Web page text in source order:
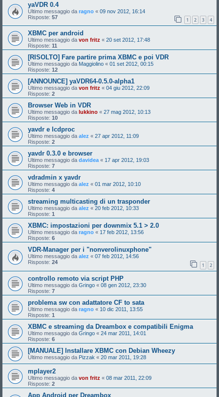
yaVDR 0.4
Ultimo messaggio da ragno « 09 nov 2012, 16:14
Risposte: 57 1 2 3 4
XBMC per android
Ultimo messaggio da von fritz « 20 set 2012, 17:48
Risposte: 11
[RISOLTO] Fare partire prima XBMC e poi VDR
Ultimo messaggio da Maggiolino « 01 set 2012, 00:15
Risposte: 12
[ANNOUNCE] yaVDR64-0.5.0-alpha1
Ultimo messaggio da von fritz « 04 giu 2012, 22:09
Risposte: 2
Browser Web in VDR
Ultimo messaggio da lukkino « 27 mag 2012, 10:13
Risposte: 10
yavdr e lcdproc
Ultimo messaggio da alez « 27 apr 2012, 11:09
Risposte: 2
yavdr 0.3.0 e browser
Ultimo messaggio da davidea « 17 apr 2012, 19:03
Risposte: 7
vdradmin x yavdr
Ultimo messaggio da alez « 01 mar 2012, 10:10
Risposte: 4
streaming multicasting di un trasponder
Ultimo messaggio da alez « 20 feb 2012, 10:33
Risposte: 1
XBMC: impostazioni per downmix 5.1 > 2.0
Ultimo messaggio da ragno « 17 feb 2012, 13:56
Risposte: 6
VDR-Manager per i "nonverolinuxphone"
Ultimo messaggio da alez « 07 feb 2012, 14:56
Risposte: 24 1 2
controllo remoto via script PHP
Ultimo messaggio da Gringo « 08 gen 2012, 23:30
Risposte: 7
problema sw con adattatore CF to sata
Ultimo messaggio da ragno « 10 dic 2011, 13:55
Risposte: 1
XBMC e streaming da Dreambox e compatibili Enigma
Ultimo messaggio da Gringo « 24 mar 2011, 14:01
Risposte: 6
[MANUALE] Installare XBMC con Debian Wheezy
Ultimo messaggio da Pizzak « 20 mar 2011, 19:28
mplayer2
Ultimo messaggio da von fritz « 08 mar 2011, 22:09
Risposte: 2
App Android per Dreambox